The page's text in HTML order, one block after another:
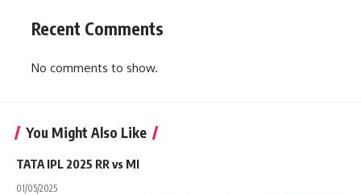
Recent Comments
No comments to show.
You Might Also Like
TATA IPL 2025 RR vs MI
01/05/2025